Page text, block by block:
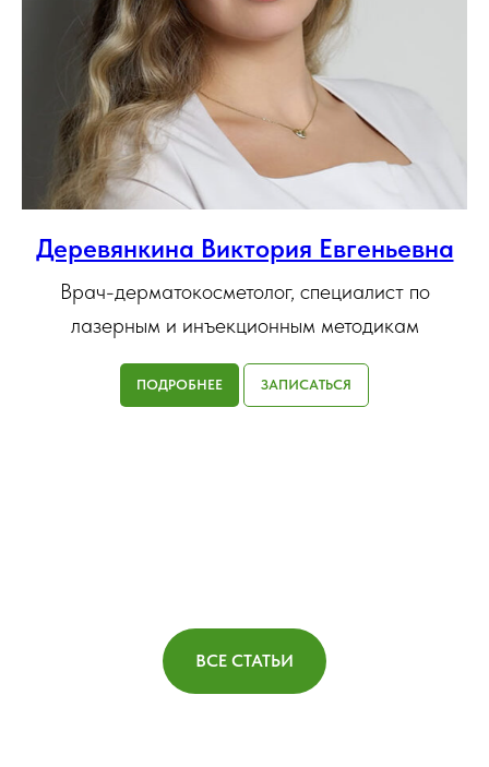
Деревянкина Виктория Евгеньевна
Врач-дерматокосметолог, специалист по
лазерным и инъекционным методикам
ПОДРОБНЕЕ ЗАПИСАТЬСЯ
ВСЕ СТАТЬИ